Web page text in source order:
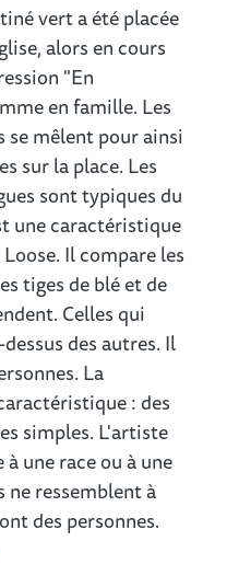
vert a été placée
alors en cours
"En
en famille. Les
se mêlent pour ainsi
sur la place. Les
sont typiques du
une caractéristique
Il compare les
tiges de blé et de
Celles qui
des autres. Il
La
: des
simples. L'artiste
une race ou à une
ne ressemblent à
des personnes.